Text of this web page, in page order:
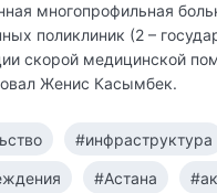
многопрофильная
поликлиник (2 –
скорой медицинской
Женис Касымбек.
#инфраструктура
#Астана